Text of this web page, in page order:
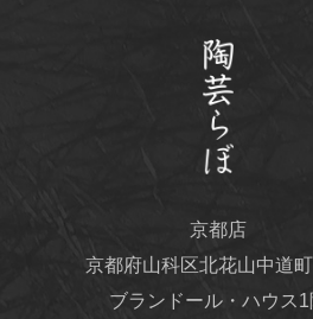
京都店
京都府山科区北花山中道
ブランドール・ハウス1